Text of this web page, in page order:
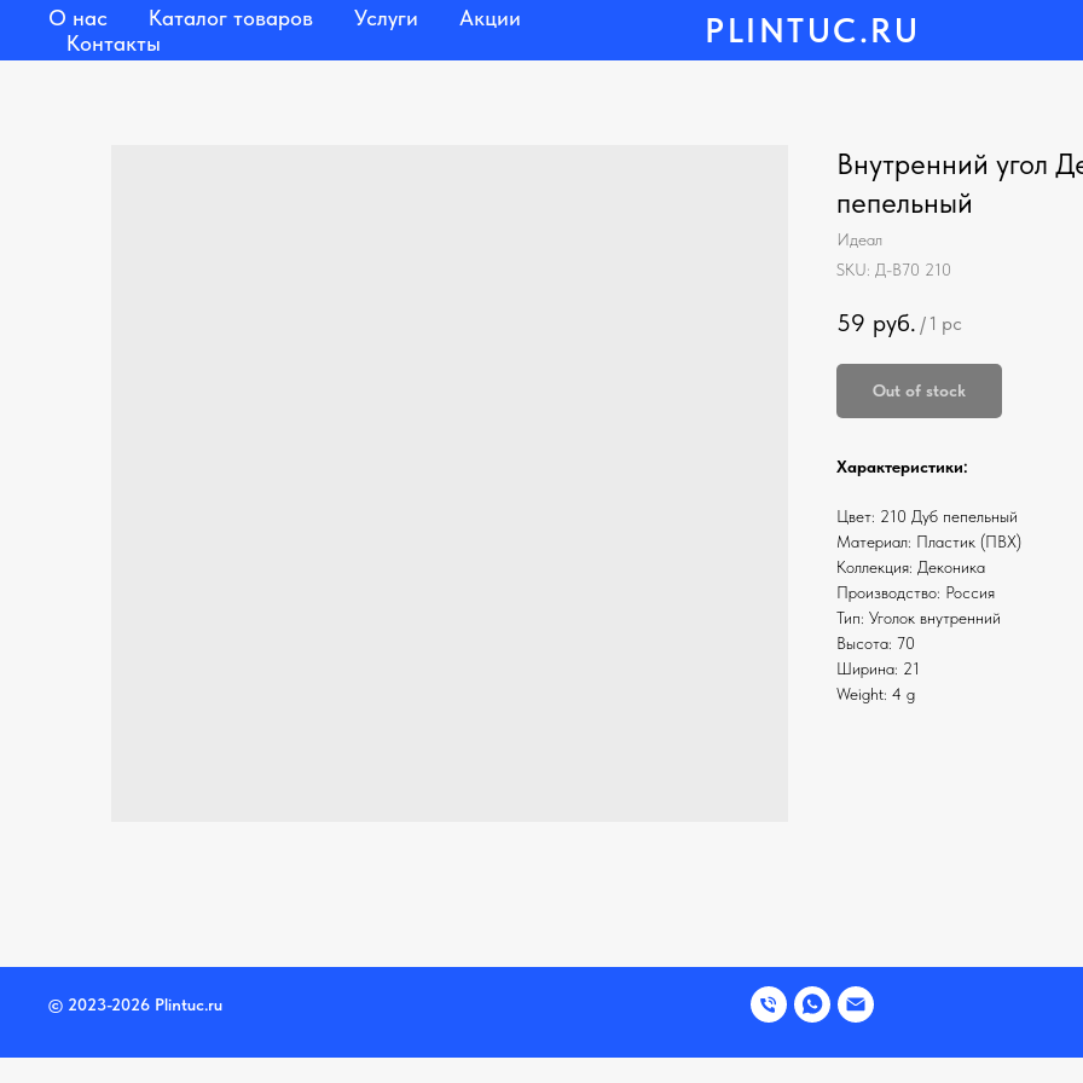
PLINTUC.RU
О нас Каталог товаров Услуги
Акции
Контакты
Внутренний угол
пепельный
Идеал
SKU: Д-В70 210
59 руб. / 1 pc
Out of stock
Характеристики:
Цвет: 210 Дуб пепельный
Материал: Пластик (ПВХ)
Коллекция: Деконика
Производство: Россия
Тип: Уголок внутренний
Высота: 70
Ширина: 21
Weight: 4 g
© 2023-2026 Plintuc.ru